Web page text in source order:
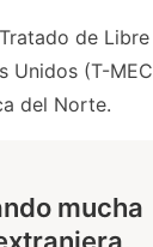
de
Unidos (T-
del Norte.
mucha